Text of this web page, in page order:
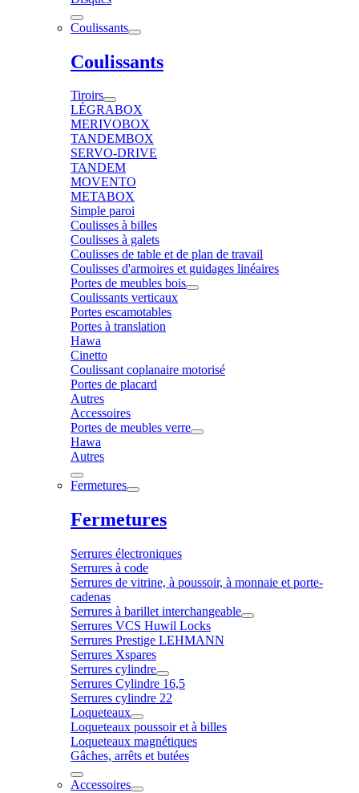
Coulissants
Coulissants
Tiroirs
LÉGRABOX
MERIVOBOX
TANDEMBOX
SERVO-DRIVE
TANDEM
MOVENTO
METABOX
Simple paroi
Coulisses à billes
Coulisses à galets
Coulisses de table et de plan de travail
Coulisses d'armoires et guidages linéaires
Portes de meubles bois
Coulissants verticaux
Portes escamotables
Portes à translation
Hawa
Cinetto
Coulissant coplanaire motorisé
Portes de placard
Autres
Accessoires
Portes de meubles verre
Hawa
Autres
Fermetures
Fermetures
Serrures électroniques
Serrures à code
Serrures de vitrine, à poussoir, à monnaie et porte-
cadenas
Serrures à barillet interchangeable
Serrures VCS Huwil Locks
Serrures Prestige LEHMANN
Serrures Xspares
Serrures cylindre
Serrures Cylindre 16,5
Serrures cylindre 22
Loqueteaux
Loqueteaux poussoir et à billes
Loqueteaux magnétiques
Gâches, arrêts et butées
Accessoires